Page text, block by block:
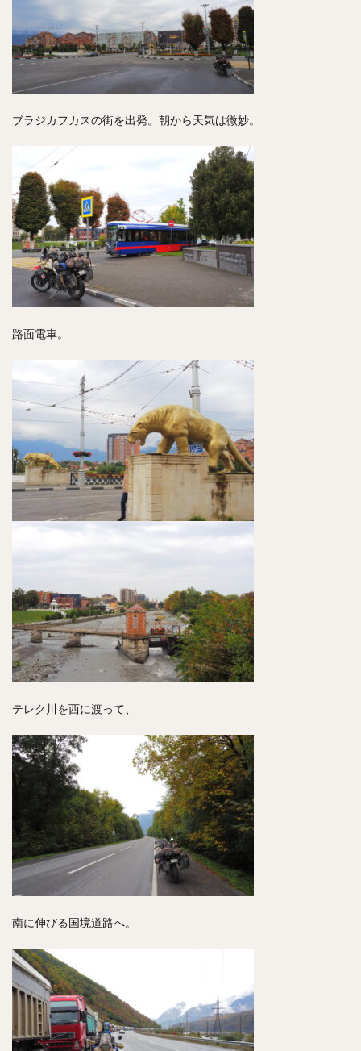
ブラジカフカスの街を出発。朝から天気は微妙。
路面電車。
テレク川を西に渡って、
南に伸びる国境道路へ。